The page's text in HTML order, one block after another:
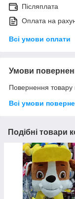
Післяплата
Оплата на
Всі умови оплати
Умови
Повернення товару
Всі умови
Подібні товари